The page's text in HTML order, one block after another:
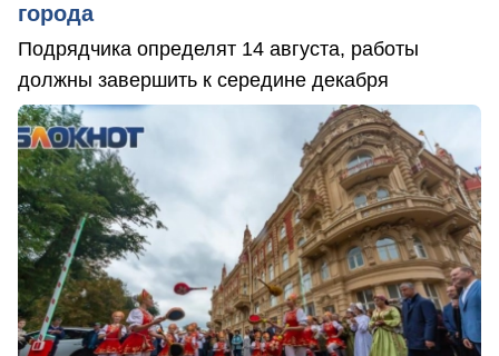
города
Подрядчика определят 14 августа, работы
должны завершить к середине декабря